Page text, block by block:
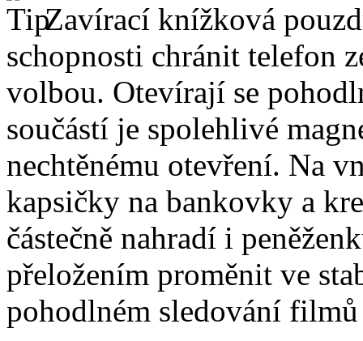
Zavírací knížková
schopnosti chránit telefon
volbou. Otevírají se
součástí je spolehlivé
nechtěnému otevření. Na
kapsičky na bankovky a
částečně nahradí i
přeložením proměnit ve
pohodlném sledování